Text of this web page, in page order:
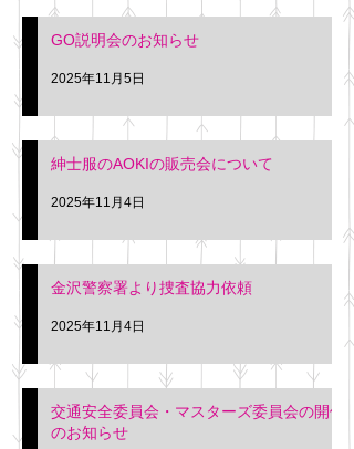
GO説明会のお知らせ
2025年11月5日
紳士服のAOKIの販売会について
2025年11月4日
金沢警察署より捜査協力依頼
2025年11月4日
交通安全委員会・マスターズ委員会の開催
のお知らせ